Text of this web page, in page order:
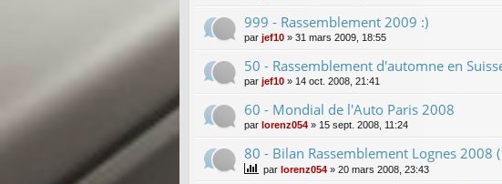
999 - Rassemblement 2009 :)
par jef10 » 31 mars 2009, 18:55
50 - Rassemblement d'automne en
par jef10 » 14 oct. 2008, 21:41
60 - Mondial de l'Auto Paris 2008
par lorenz054 » 15 sept. 2008, 11:24
80 - Bilan Rassemblement Lognes 2008
par lorenz054 » 20 mars 2008, 23:43